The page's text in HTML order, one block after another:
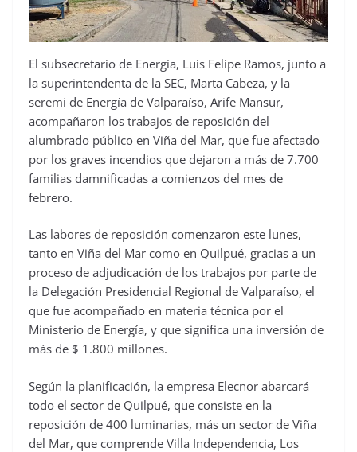
El subsecretario de Energía, Luis Felipe Ramos, junto a
la superintendenta de la SEC, Marta Cabeza, y la
seremi de Energía de Valparaíso, Arife Mansur,
acompañaron los trabajos de reposición del
alumbrado público en Viña del Mar, que fue afectado
por los graves incendios que dejaron a más de 7.700
familias damnificadas a comienzos del mes de
febrero.
Las labores de reposición comenzaron este lunes,
tanto en Viña del Mar como en Quilpué, gracias a un
proceso de adjudicación de los trabajos por parte de
la Delegación Presidencial Regional de Valparaíso, el
que fue acompañado en materia técnica por el
Ministerio de Energía, y que significa una inversión de
más de $ 1.800 millones.
Según la planificación, la empresa Elecnor abarcará
todo el sector de Quilpué, que consiste en la
reposición de 400 luminarias, más un sector de Viña
del Mar, que comprende Villa Independencia, Los